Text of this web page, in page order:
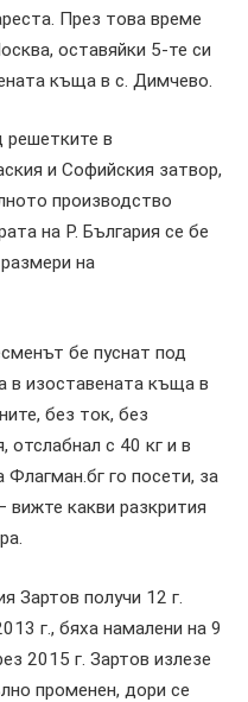
През това време
оставяйки 5-те си
къща в с. Димчево.
решетките в
и Софийския затвор,
производство
на Р. България се бе
на
бе пуснат под
в изоставената къща в
без ток, без
отслабнал с 40 кг и в
Флагман.бг го посети, за
вижте какви разкрития
Зартов получи 12 г.
г., бяха намалени на 9
2015 г. Зартов излезе
променен, дори се